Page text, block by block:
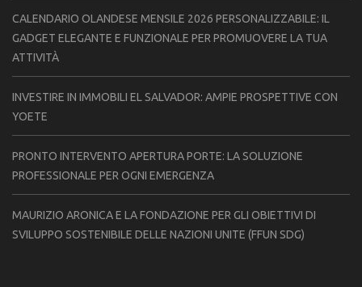
CALENDARIO OLANDESE MENSILE 2026 PERSONALIZZABILE: IL
GADGET ELEGANTE E FUNZIONALE PER PROMUOVERE LA TUA
ATTIVITÀ
INVESTIRE IN IMMOBILI EL SALVADOR: AMPIE PROSPETTIVE CON
YOETE
PRONTO INTERVENTO APERTURA PORTE: LA SOLUZIONE
PROFESSIONALE PER OGNI EMERGENZA
MAURIZIO ARONICA E LA FONDAZIONE PER GLI OBIETTIVI DI
SVILUPPO SOSTENIBILE DELLE NAZIONI UNITE (FFUN SDG)